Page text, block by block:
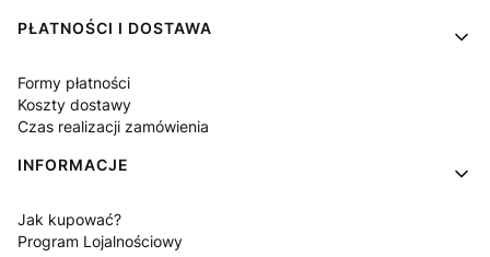
PŁATNOŚCI I DOSTAWA
Formy płatności
Koszty dostawy
Czas realizacji zamówienia
INFORMACJE
Jak kupować?
Program Lojalnościowy